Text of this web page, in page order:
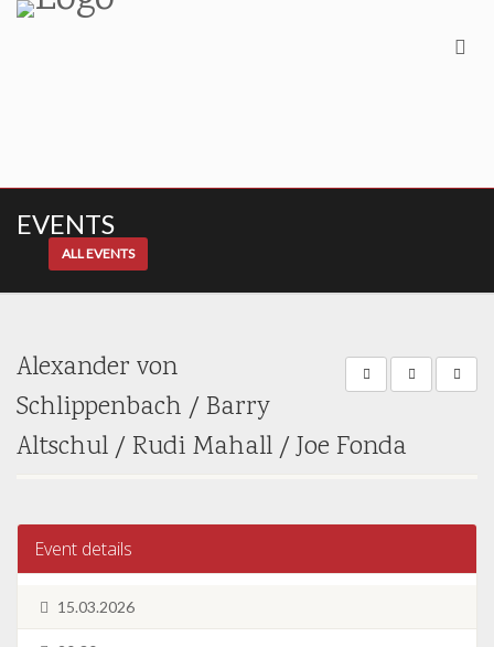
EVENTS
ALL EVENTS
Alexander von
Schlippenbach / Barry
Altschul / Rudi Mahall / Joe Fonda
Event details
15.03.2026